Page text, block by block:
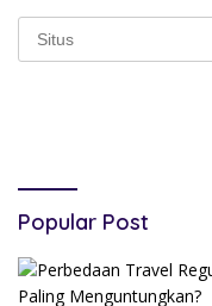
Popular Post